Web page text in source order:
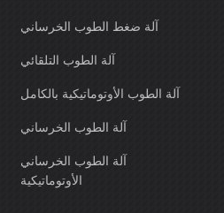
آلة ضغط الطوب الخرساني
آلة الطوب التلقائي
آلة الطوب الأوتوماتيكية بالكامل
آلة الطوب الخرساني
آلة الطوب الخرساني
الأوتوماتيكية